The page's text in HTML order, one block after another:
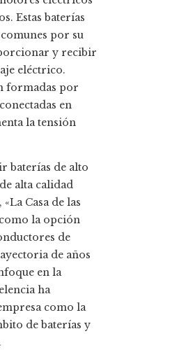
Estas baterías
por su
y recibir
eléctrico.
formadas por
en
la tensión
baterías de alto
alta calidad
Casa de las
la opción
de
de años
en la
ha
como la
de baterías y